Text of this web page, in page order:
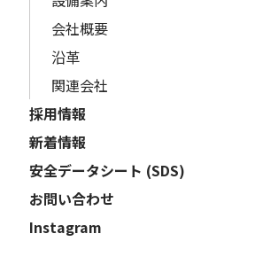
会社概要
沿革
関連会社
採用情報
新着情報
安全データシート (SDS)
お問い合わせ
Instagram